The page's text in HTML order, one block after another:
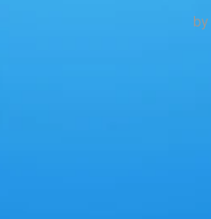
by